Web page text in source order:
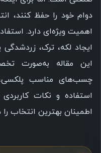
دوام خود را حفظ کنند،
اهمیت ویژه‌ای دارد.
ایجاد لکه، ترک،
این مقاله به‌صورت
چسب‌های مناسب
استفاده و نکات
اطمینان بهترین انتخاب